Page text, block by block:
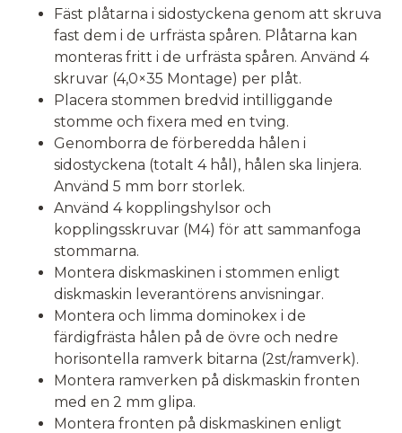
Fäst plåtarna i sidostyckena genom att skruva
fast dem i de urfrästa spåren. Plåtarna kan
monteras fritt i de urfrästa spåren. Använd 4
skruvar (4,0×35 Montage) per plåt.
Placera stommen bredvid intilliggande
stomme och fixera med en tving.
Genomborra de förberedda hålen i
sidostyckena (totalt 4 hål), hålen ska linjera.
Använd 5 mm borr storlek.
Använd 4 kopplingshylsor och
kopplingsskruvar (M4) för att sammanfoga
stommarna.
Montera diskmaskinen i stommen enligt
diskmaskin leverantörens anvisningar.
Montera och limma dominokex i de
färdigfrästa hålen på de övre och nedre
horisontella ramverk bitarna (2st/ramverk).
Montera ramverken på diskmaskin fronten
med en 2 mm glipa.
Montera fronten på diskmaskinen enligt